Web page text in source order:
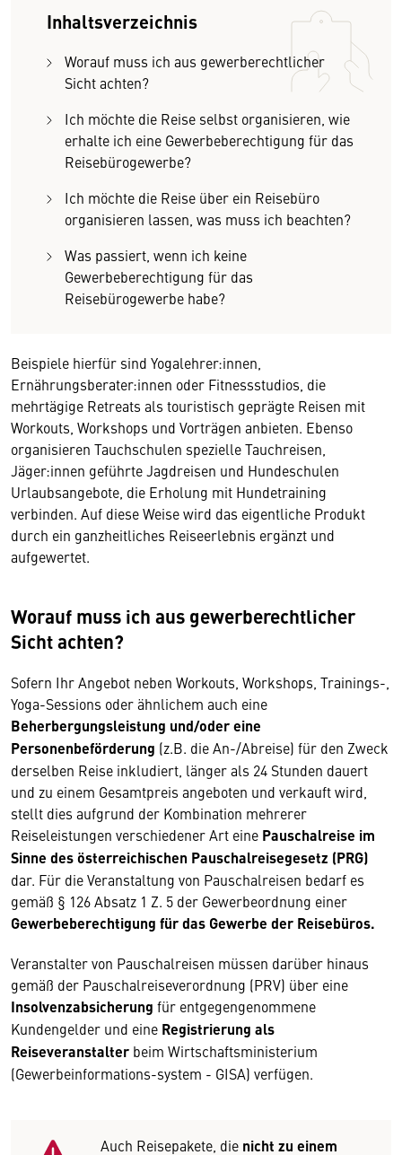
Inhaltsverzeichnis
Worauf muss ich aus gewerberechtlicher
Sicht achten?
Ich möchte die Reise selbst organisieren, wie
erhalte ich eine Gewerbeberechtigung für das
Reisebürogewerbe?
Ich möchte die Reise über ein Reisebüro
organisieren lassen, was muss ich beachten?
Was passiert, wenn ich keine
Gewerbeberechtigung für das
Reisebürogewerbe habe?
Beispiele hierfür sind Yogalehrer:innen,
Ernährungsberater:innen oder Fitnessstudios, die
mehrtägige Retreats als touristisch geprägte Reisen mit
Workouts, Workshops und Vorträgen anbieten. Ebenso
organisieren Tauchschulen spezielle Tauchreisen,
Jäger:innen geführte Jagdreisen und Hundeschulen
Urlaubsangebote, die Erholung mit Hundetraining
verbinden. Auf diese Weise wird das eigentliche Produkt
durch ein ganzheitliches Reiseerlebnis ergänzt und
aufgewertet.
Worauf muss ich aus gewerberechtlicher
Sicht achten?
Sofern Ihr Angebot neben Workouts, Workshops, Trainings-,
Yoga-Sessions oder ähnlichem auch eine
Beherbergungsleistung und/oder eine
Personenbeförderung (z.B. die An-/Abreise) für den Zweck
derselben Reise inkludiert, länger als 24 Stunden dauert
und zu einem Gesamtpreis angeboten und verkauft wird,
stellt dies aufgrund der Kombination mehrerer
Reiseleistungen verschiedener Art eine Pauschalreise im
Sinne des österreichischen Pauschalreisegesetz (PRG)
dar. Für die Veranstaltung von Pauschalreisen bedarf es
gemäß § 126 Absatz 1 Z. 5 der Gewerbeordnung einer
Gewerbeberechtigung für das Gewerbe der Reisebüros.
Veranstalter von Pauschalreisen müssen darüber hinaus
gemäß der Pauschalreiseverordnung (PRV) über eine
Insolvenzabsicherung für entgegengenommene
Kundengelder und eine Registrierung als
Reiseveranstalter beim Wirtschaftsministerium
(Gewerbeinformations-system - GISA) verfügen.
Auch Reisepakete, die nicht zu einem